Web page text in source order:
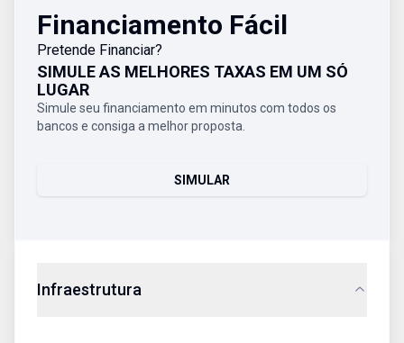
Financiamento Fácil
Pretende Financiar?
SIMULE AS MELHORES TAXAS EM UM SÓ
LUGAR
Simule seu financiamento em minutos com todos os
bancos e consiga a melhor proposta.
SIMULAR
Infraestrutura